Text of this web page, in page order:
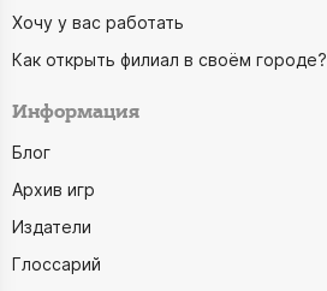
Хочу у вас работать
Как открыть филиал в своём городе?
Информация
Блог
Архив игр
Издатели
Глоссарий